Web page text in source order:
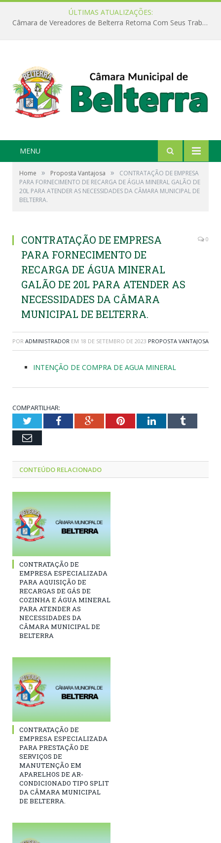
ÚLTIMAS ATUALIZAÇÕES:
Câmara de Vereadores de Belterra Retorna Com Seus Trabalhos Legislativos
MENU
Home » Proposta Vantajosa »
CONTRATAÇÃO DE EMPRESA
PARA FORNECIMENTO DE RECARGA DE ÁGUA MINERAL GALÃO DE
20L PARA ATENDER AS NECESSIDADES DA CÂMARA MUNICIPAL DE
BELTERRA.
CONTRATAÇÃO DE EMPRESA
PARA FORNECIMENTO DE
RECARGA DE ÁGUA MINERAL
GALÃO DE 20L PARA ATENDER AS
NECESSIDADES DA CÂMARA
MUNICIPAL DE BELTERRA.
0
POR ADMINISTRADOR EM 18 DE SETEMBRO DE 2023 PROPOSTA VANTAJOSA
INTENÇÃO DE COMPRA DE AGUA MINERAL
COMPARTILHAR:
TwitterFacebookGoogle+PinterestLinkedInTumblr
Email
CONTEÚDO RELACIONADO
CONTRATAÇÃO DE
EMPRESA ESPECIALIZADA
PARA AQUISIÇÃO DE
RECARGAS DE GÁS DE
COZINHA E ÁGUA MINERAL
PARA ATENDER AS
NECESSIDADES DA
CÂMARA MUNICIPAL DE
BELTERRA
CONTRATAÇÃO DE
EMPRESA ESPECIALIZADA
PARA PRESTAÇÃO DE
SERVIÇOS DE
MANUTENÇÃO EM
APARELHOS DE AR-
CONDICIONADO TIPO SPLIT
DA CÂMARA MUNICIPAL
DE BELTERRA.